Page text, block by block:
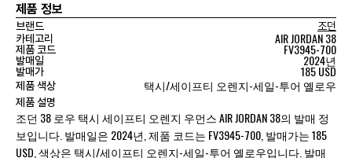
제품 정보
브랜드
조던
카테고리
AIR JORDAN 38
제품 코드 FV3945-700
발매일 2024년
발매가 185 USD
제품 색상 택시/세이프티 오렌지-세일-투어 옐로우
제품 설명
조던 38 로우 택시 세이프티 오렌지 우먼스 AIR JORDAN 38의 발매 정
보입니다. 발매일은 2024년, 제품 코드는 FV3945-700, 발매가는 185
USD, 색상은 택시/세이프티 오렌지-세일-투어 옐로우입니다. 발매